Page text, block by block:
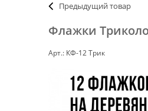
Предыдущий товар
Арт.: КФ-12 Трик
Флажки